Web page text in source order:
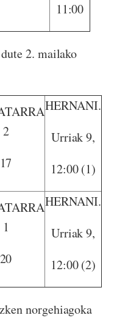
11:00
2. mailako
2
17
HERNANI.
Urriak 9,
12:00 (1)
1
20
HERNANI.
Urriak 9,
12:00 (2)
norgehiagoka